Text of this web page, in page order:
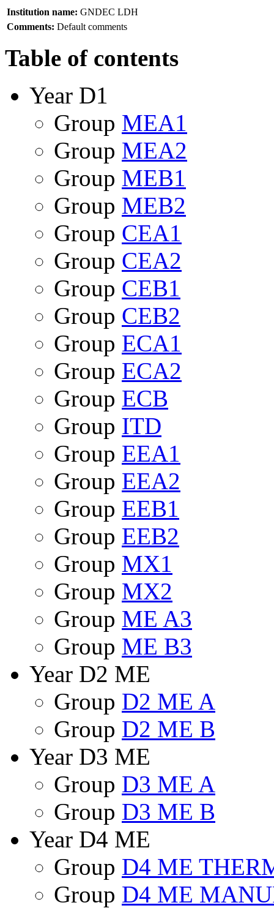
Institution name: GNDEC LDH
Comments: Default comments
Table of contents
Year D1
Group MEA1
Group MEA2
Group MEB1
Group MEB2
Group CEA1
Group CEA2
Group CEB1
Group CEB2
Group ECA1
Group ECA2
Group ECB
Group ITD
Group EEA1
Group EEA2
Group EEB1
Group EEB2
Group MX1
Group MX2
Group ME A3
Group ME B3
Year D2 ME
Group D2 ME A
Group D2 ME B
Year D3 ME
Group D3 ME A
Group D3 ME B
Year D4 ME
Group D4 ME
Group D4 ME